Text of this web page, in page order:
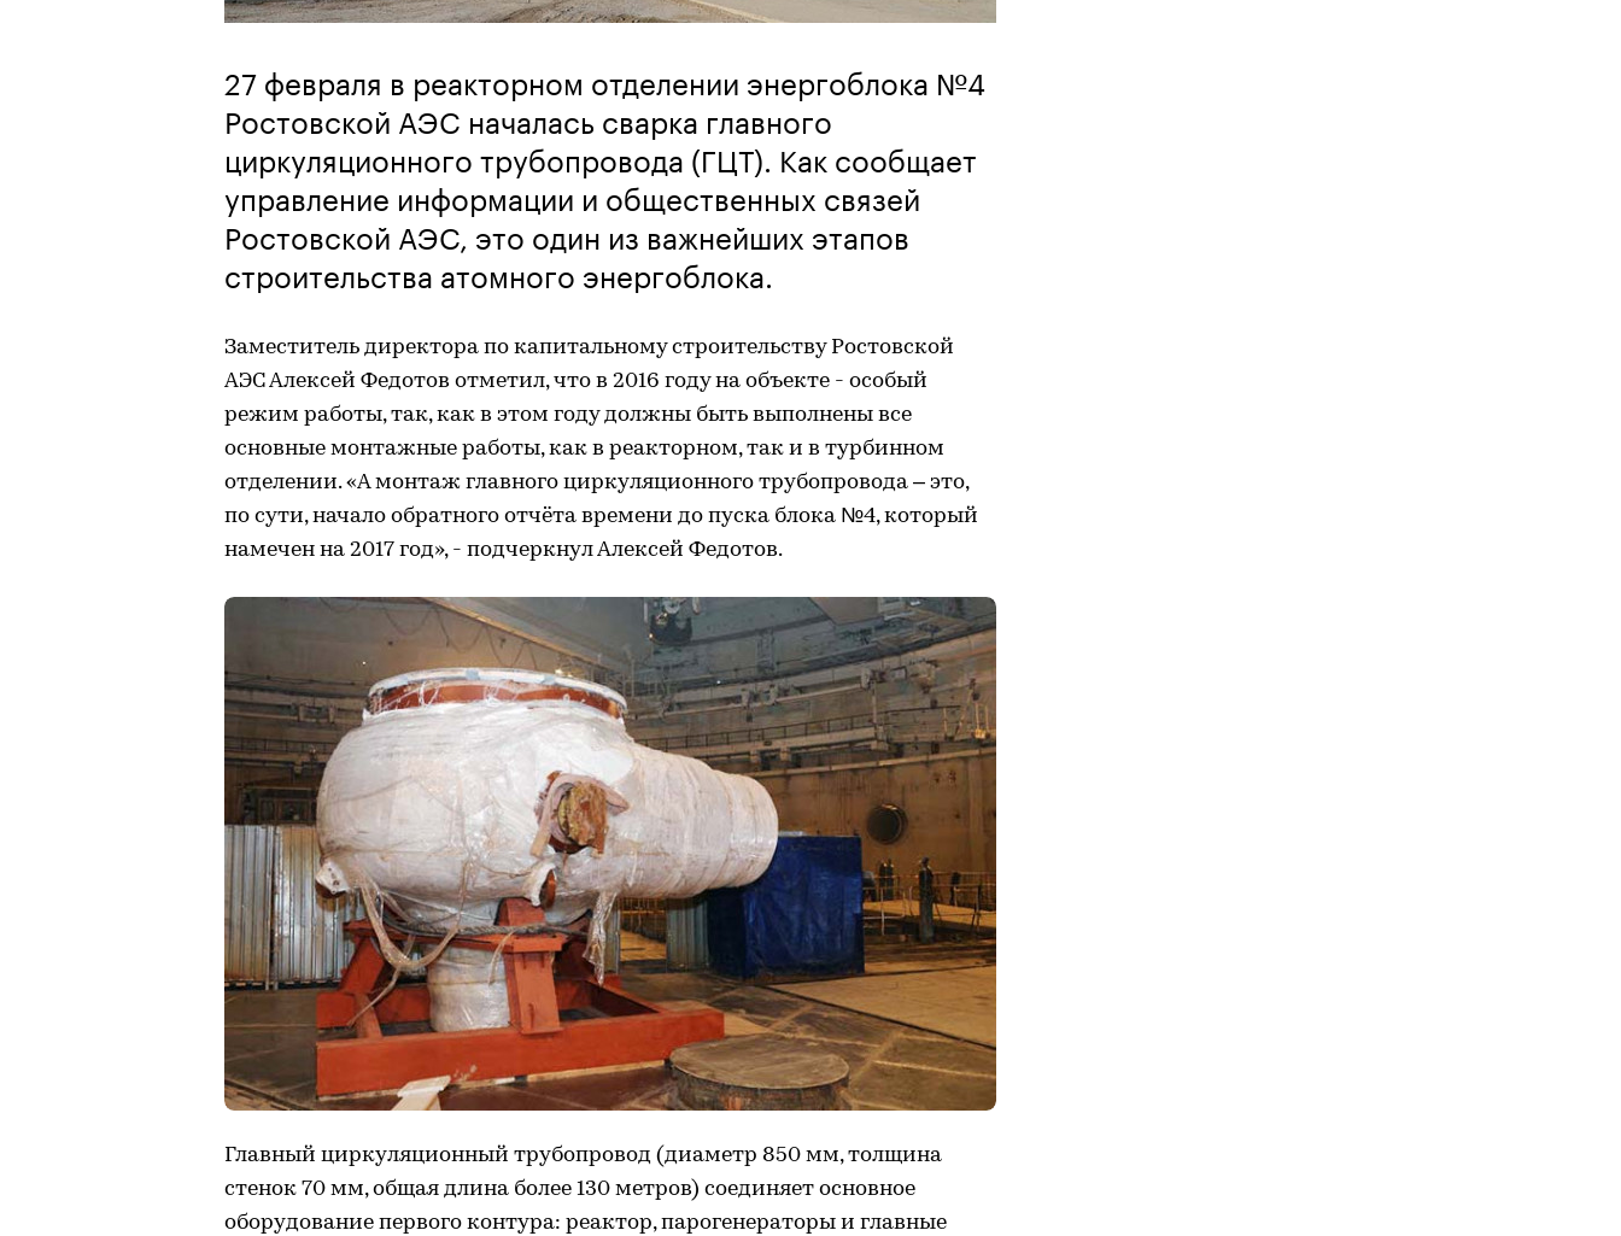
27 февраля в реакторном отделении энергоблока №4
Ростовской АЭС началась сварка главного
циркуляционного трубопровода (ГЦТ). Как сообщает
управление информации и общественных связей
Ростовской АЭС, это один из важнейших этапов
строительства атомного энергоблока.
Заместитель директора по капитальному строительству Ростовской
АЭС Алексей Федотов отметил, что в 2016 году на объекте - особый
режим работы, так, как в этом году должны быть выполнены все
основные монтажные работы, как в реакторном, так и в турбинном
отделении. «А монтаж главного циркуляционного трубопровода – это,
по сути, начало обратного отчёта времени до пуска блока №4, который
намечен на 2017 год», - подчеркнул Алексей Федотов.
Главный циркуляционный трубопровод (диаметр 850 мм, толщина
стенок 70 мм, общая длина более 130 метров) соединяет основное
оборудование первого контура: реактор, парогенераторы и главные